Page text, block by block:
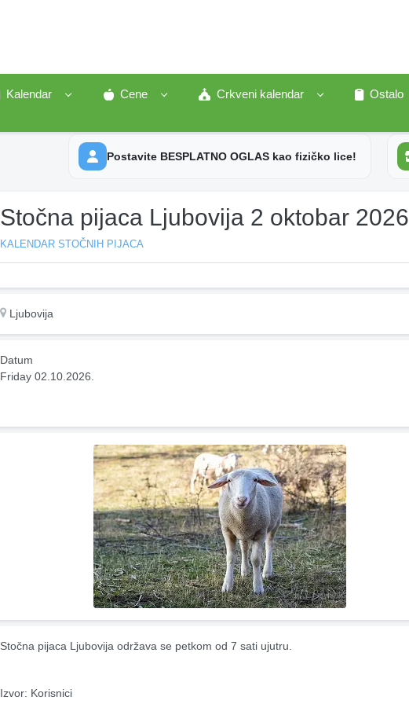
Kalendar Cene Crkveni kalendar
Ostalo
Postavite BESPLATNO OGLAS kao fizičko lice!
Stočna pijaca Ljubovija 2 oktobar 2026
KALENDAR STOČNIH PIJACA
Ljubovija
Datum
Friday 02.10.2026.
Stočna pijaca Ljubovija održava se petkom od 7 sati ujutru.
Izvor: Korisnici